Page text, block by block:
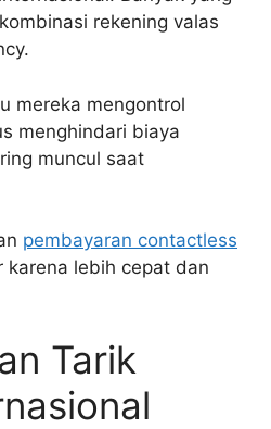
rekening valas
mereka mengontrol
menghindari biaya
muncul saat
pembayaran contactless
karena lebih cepat dan
Tarik